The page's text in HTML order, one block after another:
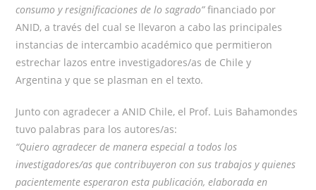
consumo y resignificaciones de lo sagrado”financiado por
ANID, a través del cual se llevaron a cabo las principales
instancias de intercambio académico que permitieron
estrechar lazos entre investigadores/as de Chile y
Argentina y que se plasman en el texto.
Junto con agradecer a ANID Chile, el Prof. Luis Bahamondes
tuvo palabras para los autores/as:
“Quiero agradecer de manera especial a todos los
investigadores/as que contribuyeron con sus trabajos y quienes
pacientemente esperaron esta publicación, elaborada en